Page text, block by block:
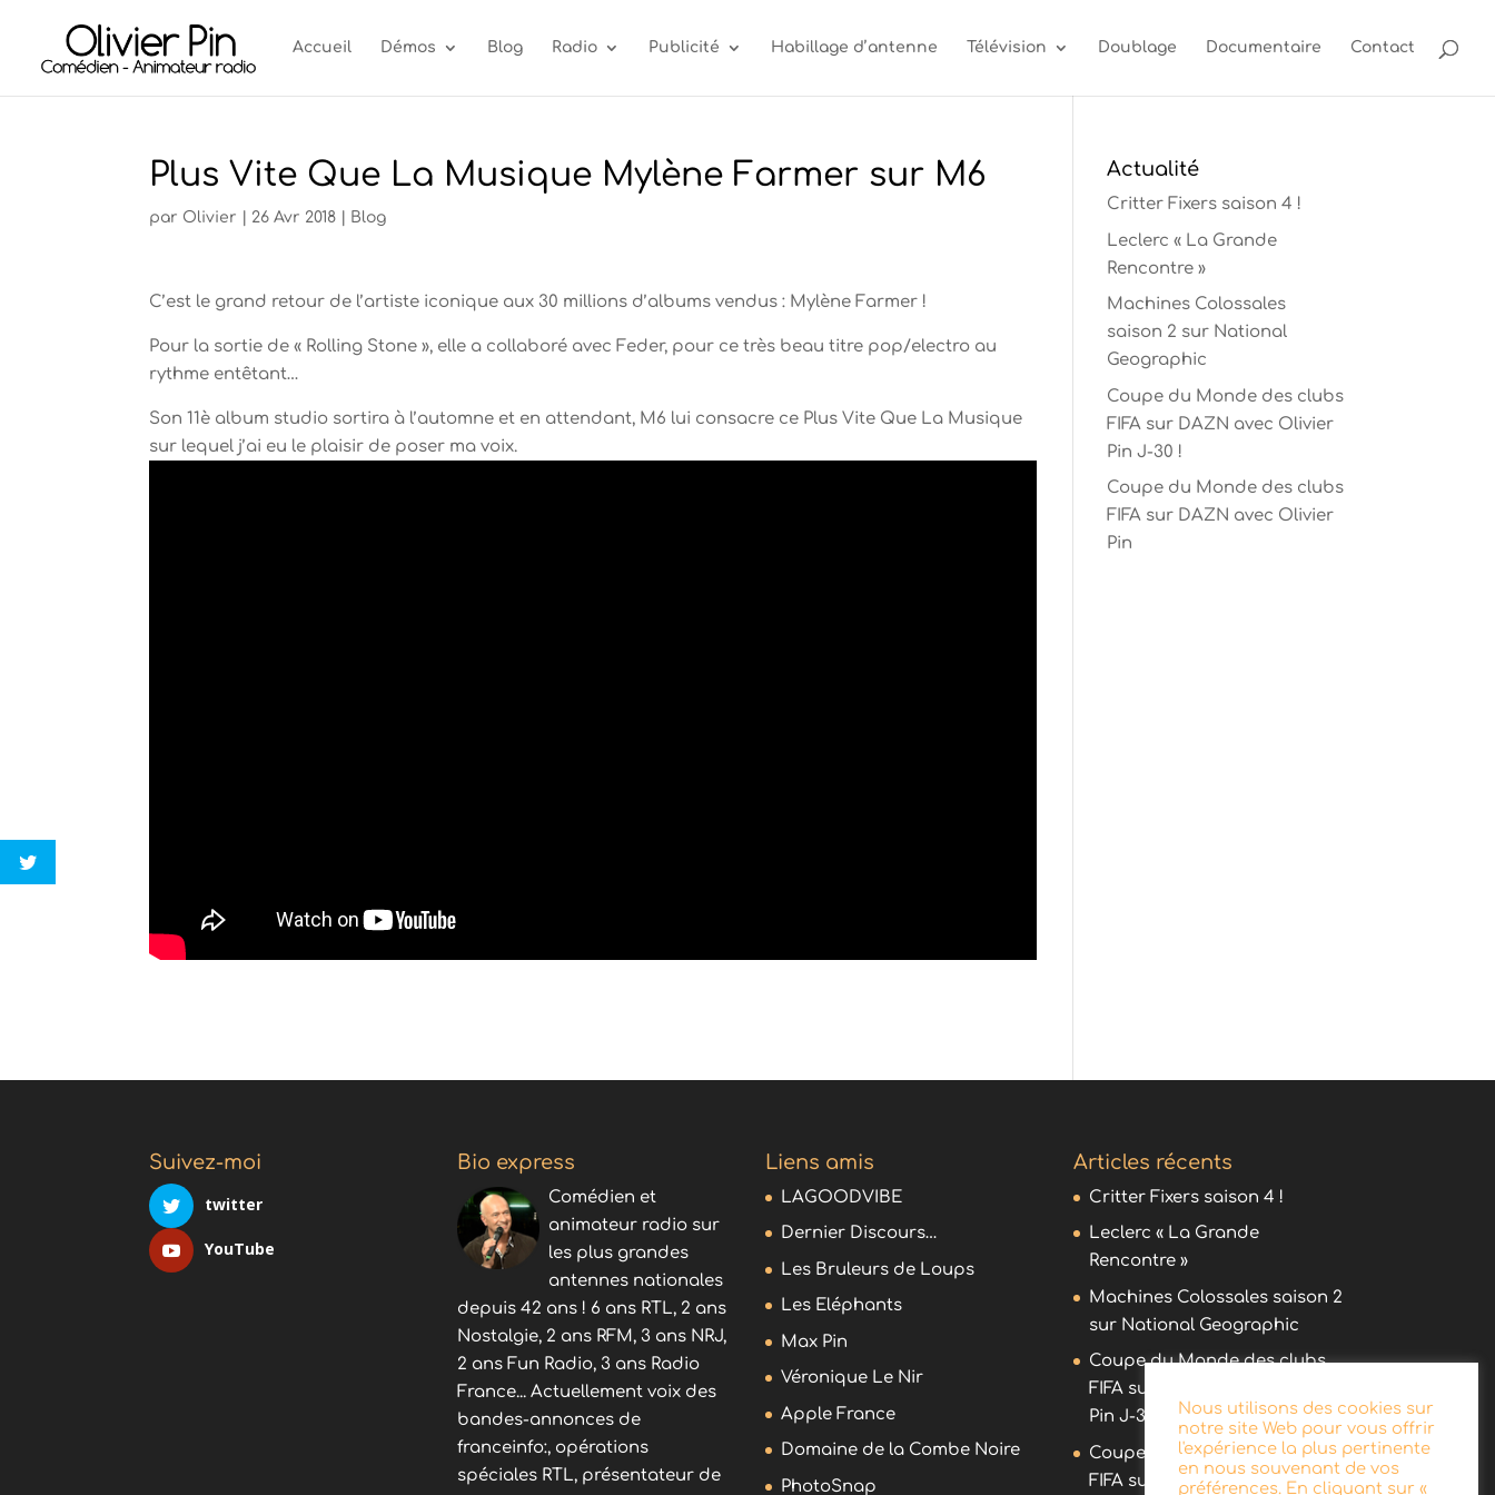
Accueil Démos Blog Radio Publicité Habillage d’antenne Télévision Doublage Documentaire Contact
Plus Vite Que La Musique Mylène Farmer sur M6
par Olivier 26 Avr 2018 Blog
C’est le grand retour de l’artiste iconique aux 30 millions d’albums vendus : Mylène Farmer !
Pour la sortie de « Rolling Stone », elle a collaboré avec Feder, pour ce très beau titre pop/electro au
rythme entêtant…
Son 11è album studio sortira à l’automne et en attendant, M6 lui consacre ce Plus Vite Que La Musique
sur lequel j’ai eu le plaisir de poser ma voix.
Actualité
Critter Fixers saison 4 !
Leclerc « La Grande
Rencontre »
Machines Colossales
saison 2 sur National
Geographic
Coupe du Monde des clubs
FIFA sur DAZN avec Olivier
Pin J-30 !
Coupe du Monde des clubs
FIFA sur DAZN avec Olivier
Pin
Suivez-moi
twitter
YouTube
Bio express
Comédien et
animateur radio sur
les plus grandes
antennes nationales
depuis 42 ans ! 6 ans RTL, 2 ans
Nostalgie, 2 ans RFM, 3 ans NRJ,
2 ans Fun Radio, 3 ans Radio
France... Actuellement voix des
bandes-annonces de
franceinfo:, opérations
spéciales RTL, présentateur de
Liens amis
LAGOODVIBE
Dernier Discours…
Les Bruleurs de Loups
Les Eléphants
Max Pin
Véronique Le Nir
Apple France
Domaine de la Combe Noire
PhotoSnap
Articles récents
Critter Fixers saison 4 !
Leclerc « La Grande
Rencontre »
Machines Colossales saison 2
sur National Geographic
Coupe du Monde des clubs
FIFA sur DAZN avec Olivier
Pin J-30 !
Coupe du Monde des clubs
FIFA sur DAZN avec Olivier
Nous utilisons des cookies sur
notre site Web pour vous offrir
l'expérience la plus pertinente
en nous souvenant de vos
préférences. En cliquant sur «